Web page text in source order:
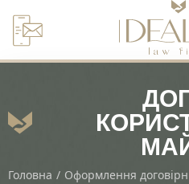
Перейти
до
Головна / Оформлення